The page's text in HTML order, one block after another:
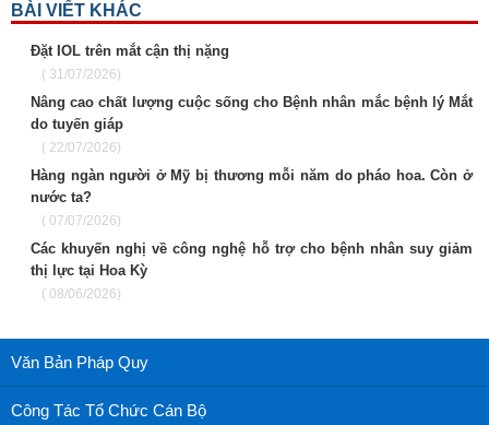
BÀI VIẾT KHÁC
Đặt IOL trên mắt cận thị nặng
( 31/07/2026)
Nâng cao chất lượng cuộc sống cho Bệnh nhân mắc bệnh lý Mắt
do tuyến giáp
( 22/07/2026)
Hàng ngàn người ở Mỹ bị thương mỗi năm do pháo hoa. Còn ở
nước ta?
( 07/07/2026)
Các khuyến nghị về công nghệ hỗ trợ cho bệnh nhân suy giảm
thị lực tại Hoa Kỳ
( 08/06/2026)
Văn Bản Pháp Quy
Công Tác Tổ Chức Cán Bộ